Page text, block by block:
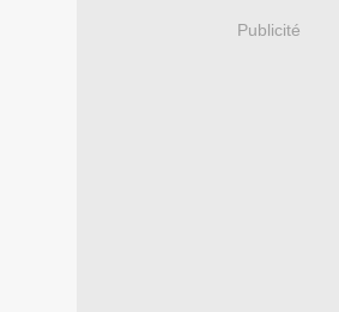
Publicité